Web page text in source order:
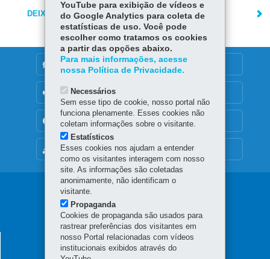
DEIXE SUA OPINIÃO
MAPA DO SITE
DENUNCIE CORRUPÇÃO
OUVIDORIA
TRANSPARÊNCIA INSTITUCIONAL
Navegação
principal
SECRETARIA DA AGRICULTURA E DO
ABASTECIMENTO
YouTube para exibição de vídeos e
do Google Analytics para coleta de
estatísticas de uso. Você pode
escolher como tratamos os cookies
a partir das opções abaixo.
Para mais informações, acesse
nossa Política de Privacidade.
Necessários
Sem esse tipo de cookie, nosso portal não
funciona plenamente. Esses cookies não
coletam informações sobre o visitante.
Estatísticos
Esses cookies nos ajudam a entender
como os visitantes interagem com nosso
site. As informações são coletadas
anonimamente, não identificam o
visitante.
Propaganda
Cookies de propaganda são usados para
rastrear preferências dos visitantes em
nosso Portal relacionadas com vídeos
institucionais exibidos através do